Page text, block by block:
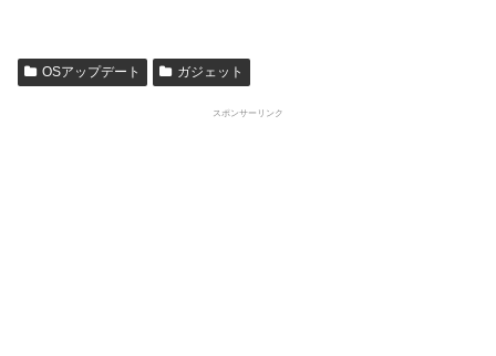
OSアップデート ガジェット
スポンサーリンク